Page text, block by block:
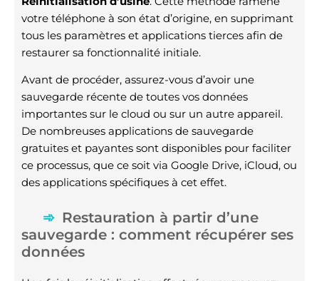
votre téléphone à son état d’origine, en supprimant
tous les paramètres et applications tierces afin de
restaurer sa fonctionnalité initiale.
Avant de procéder, assurez-vous d’avoir une
sauvegarde récente de toutes vos données
importantes sur le cloud ou sur un autre appareil.
De nombreuses applications de sauvegarde
gratuites et payantes sont disponibles pour faciliter
ce processus, que ce soit via Google Drive, iCloud, ou
des applications spécifiques à cet effet.
Restauration à partir d’une
sauvegarde : comment récupérer ses
données